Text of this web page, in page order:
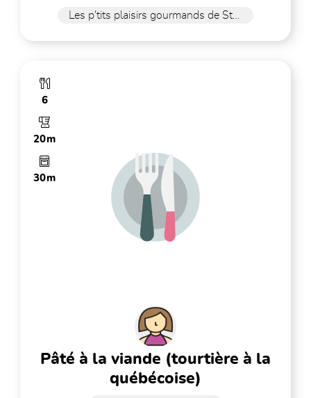
Les p'tits plaisirs gourmands de Stefy
6
20m
30m
pâté à la viande (tourtière à la
québécoise)